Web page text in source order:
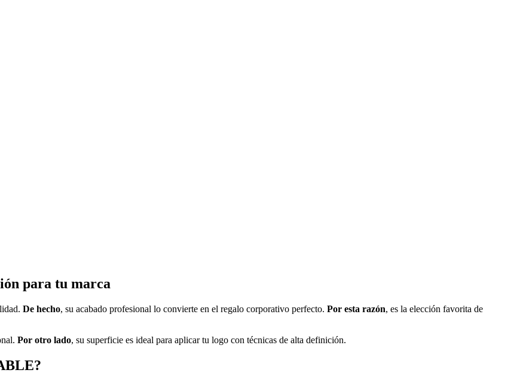
para tu marca
De hecho, su acabado profesional lo convierte en el regalo corporativo perfecto. Por esta razón, es la elección favorita de
Por otro lado, su superficie es ideal para aplicar tu logo con técnicas de alta definición.